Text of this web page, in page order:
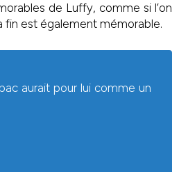
de Luffy, comme si l’on
fin est également mémorable.
aurait pour lui comme un